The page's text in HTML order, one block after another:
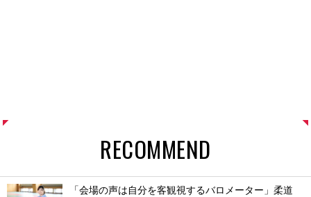
RECOMMEND
「会場の声は自分を客観視するバロメーター」柔道